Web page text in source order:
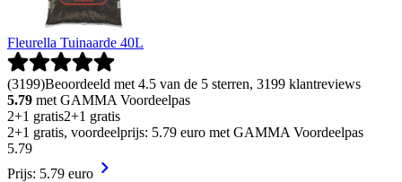
Fleurella Tuinaarde 40L
(3199)Beoordeeld met 4.5 van de 5 sterren, 3199 klantreviews
5.79 met GAMMA Voordeelpas
2+1 gratis2+1 gratis
2+1 gratis, voordeelprijs: 5.79 euro met GAMMA Voordeelpas
5.79
Prijs: 5.79 euro